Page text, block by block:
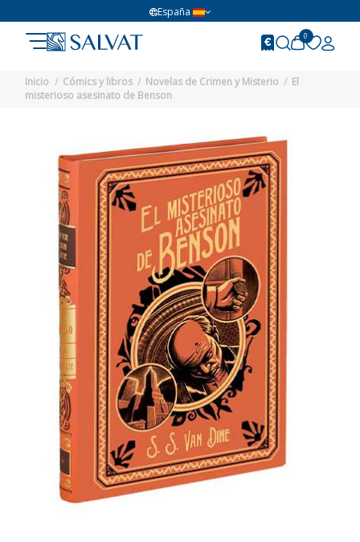
España
0
Inicio Cómics y libros Novelas de Crimen y Misterio
El
misterioso asesinato de Benson